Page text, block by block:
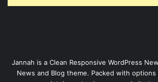
Jannah is a Clean Responsive WordPress
News and Blog theme. Packed with